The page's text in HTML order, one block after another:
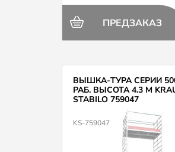
ПРЕДЗАКАЗ
ВЫШКА-ТУРА СЕРИИ
РАБ. ВЫСОТА 4.3 М
STABILO 759047
KS-759047